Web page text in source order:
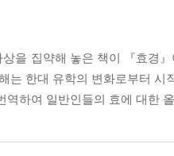
을 집약해 놓은 책이 『효경
는 한대 유학의 변화로부터
역하여 일반인들의 효에 대한